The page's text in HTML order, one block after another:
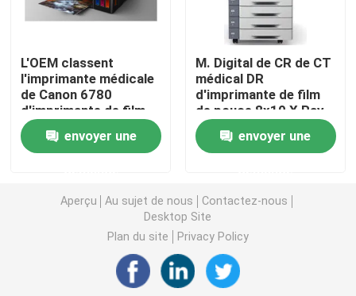
Film de rayon de l'ANIMAL FAMILIER X
Films d'écran en soie
Film de transfert de chaleur
film thermique médical
L'OEM classent
l'imprimante médicale
de Canon 6780
d'imprimante de film
d'I 14×51in
envoyer une
M. Digital de CR de CT
médical DR
d'imprimante de film
de pouce 8x10 X Ray
Machine Printer
envoyer une
Aperçu Au sujet de nous
Contactez-nous
Desktop Site
Plan du site
Privacy Policy